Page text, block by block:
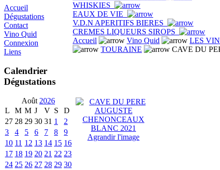
Accueil
Dégustations
Contact
Vino Quid
Connexion
Liens
Calendrier
Dégustations
Août 2026
L
M M J V S
D
27 28 29 30 31 1
2
3
4 5 6 7 8
9
10 11 12 13 14 15 16
17 18 19 20 21 22 23
24 25 26 27 28 29 30
WHISKIES
EAUX DE VIE
V.D.N APERITIFS BIERES
CREMES LIQUEURS SIROPS
Accueil
Vino Quid
LES
TOURAINE
CAVE DU
Agrandir l'image